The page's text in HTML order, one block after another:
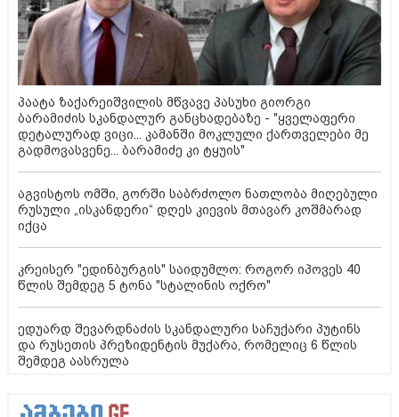
პაატა ზაქარეიშვილის მწვავე პასუხი გიორგი
ბარამიძის სკანდალურ განცხადებაზე - "ყველაფერი
დეტალურად ვიცი... კამანში მოკლული ქართველები მე
გადმოვასვენე... ბარამიძე კი ტყუის"
აგვისტოს ომში, გორში საბრძოლო ნათლობა მიღებული
რუსული „ისკანდერი“ დღეს კიევის მთავარ კოშმარად
იქცა
კრეისერ "ედინბურგის" საიდუმლო: როგორ იპოვეს 40
წლის შემდეგ 5 ტონა "სტალინის ოქრო"
ედუარდ შევარდნაძის სკანდალური საჩუქარი პუტინს
და რუსეთის პრეზიდენტის მუქარა, რომელიც 6 წლის
შემდეგ აასრულა